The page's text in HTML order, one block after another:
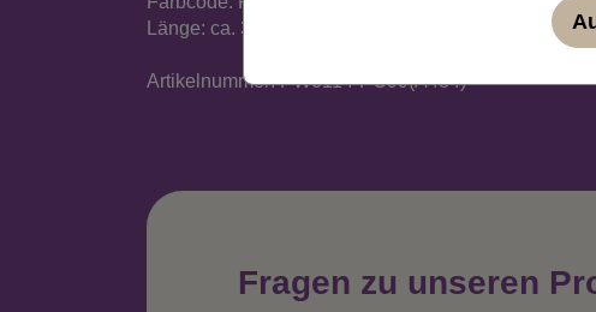
Länge: ca. 30 cm
Artikelnummer: PW0114-PC99(A484)
Fragen zu unseren